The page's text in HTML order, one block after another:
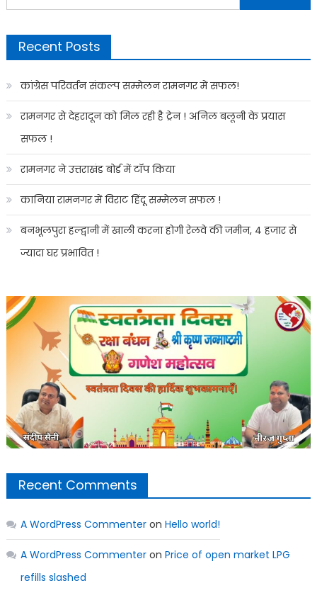
for:
Recent Posts
कांग्रेस परिवर्तन संकल्प सम्मेलन रामनगर में सफल!
रामनगर से देहरादून को मिल रही है ट्रेन ! अनिल बलूनी के प्रयास
सफल !
रामनगर ने उत्तराखंड बोर्ड में टॉप किया
कानिया रामनगर में विराट हिंदू सम्मेलन सफल !
बनभूलपुरा हल्द्वानी में खाली करना होगी रेलवे की जमीन, 4 हजार से
ज्यादा घर प्रभावित !
Recent Comments
A WordPress Commenteron Hello world!
A WordPress Commenteron Price of open market LPG
refills slashed